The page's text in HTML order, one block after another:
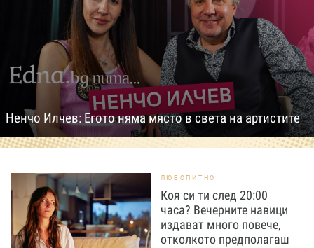
Ненчо Илчев: Егото няма място в света на артистите
ЛЮБОПИТНО
Коя си ти след 20:00
часа? Вечерните навици
издават много повече,
отколкото предполагаш